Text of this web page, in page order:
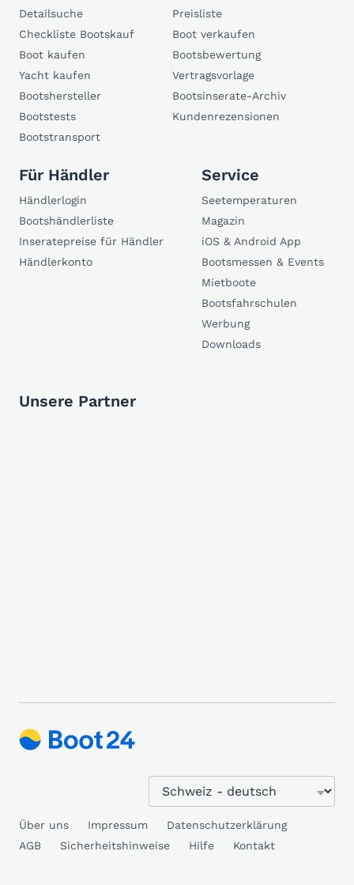
Detailsuche
Checkliste Bootskauf
Boot kaufen
Yacht kaufen
Bootshersteller
Bootstests
Bootstransport
Preisliste
Boot verkaufen
Bootsbewertung
Vertragsvorlage
Bootsinserate-Archiv
Kundenrezensionen
Für Händler
Händlerlogin
Bootshändlerliste
Inseratepreise für Händler
Händlerkonto
Service
Seetemperaturen
Magazin
iOS & Android App
Bootsmessen & Events
Mietboote
Bootsfahrschulen
Werbung
Downloads
Unsere Partner
Über uns Impressum
Datenschutzerklärung
AGB
Sicherheitshinweise Hilfe Kontakt